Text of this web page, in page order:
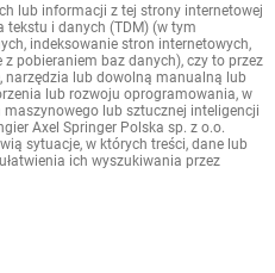
lub informacji z tej strony internetowej
tekstu i danych (TDM) (w tym
indeksowanie stron internetowych,
pobieraniem baz danych), czy to przez
narzędzia lub dowolną manualną lub
lub rozwoju oprogramowania, w
lub sztucznej inteligencji
Axel Springer Polska sp. z o.o.
sytuacje, w których treści, dane lub
ich wyszukiwania przez